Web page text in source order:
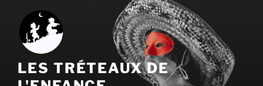
contenu
principal
LES TRÉTEAUX DE